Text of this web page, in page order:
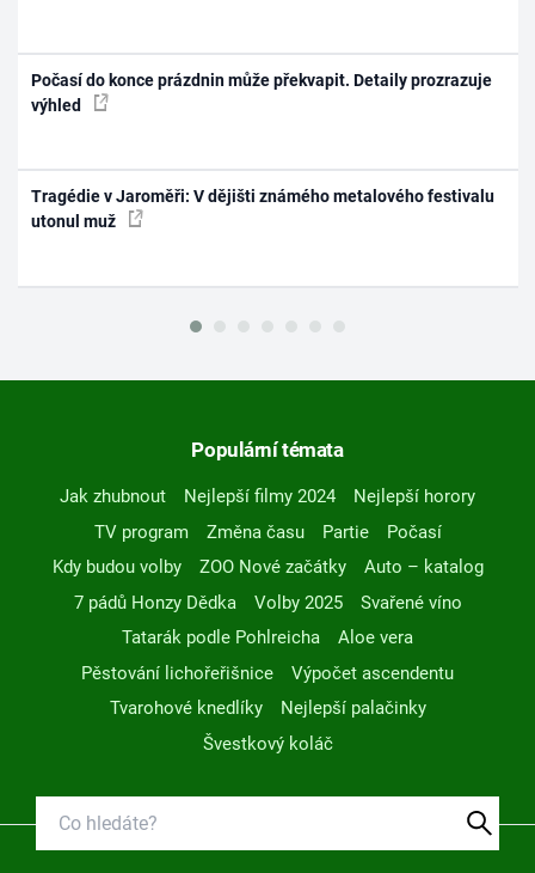
Počasí do konce prázdnin může překvapit. Detaily prozrazuje
výhled
Tragédie v Jaroměři: V dějišti známého metalového festivalu
utonul muž
Populární témata
Jak zhubnout Nejlepší filmy 2024
Nejlepší horory
TV program
Změna času Partie
Počasí
Kdy budou volby
ZOO Nové začátky
Auto – katalog
7 pádů Honzy Dědka
Volby 2025
Svařené víno
Tatarák podle Pohlreicha
Aloe vera
Pěstování lichořeřišnice
Výpočet ascendentu
Tvarohové knedlíky
Nejlepší palačinky
Švestkový koláč